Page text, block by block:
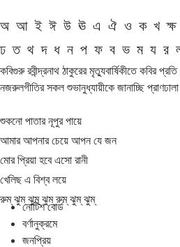
অ আ ই ঈ উ ঊ এ ঐ ও ক খ ক্ষ
ঢ ত থ দ ধ ন প ফ ব ভ ম য র
কবিগুরু রবীন্দ্রনাথ ঠাকুরের মৃত্যুবার্ষিকীতে কবির
নজরুলগীতির সকল শুভানুধ্যায়ীকে জানাচ্ছি
শুকনো পাতার নূপুর পায়ে
আমার আপনার চেয়ে আপন যে জন
মোর প্রিয়া হবে এসো রানী
খেলিছ এ বিশ্ব লয়ে
রুম্ ঝুম্ ঝুম্ ঝুম্ রুম্ ঝুম্ ঝুম্
নোটিশ বোর্ড
বর্ণানুক্রমে
জনপ্রিয়